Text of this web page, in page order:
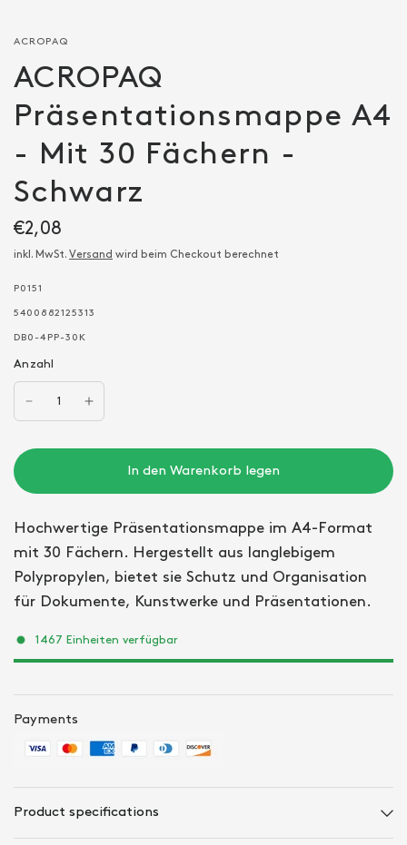
ACROPAQ
ACROPAQ
Präsentationsmappe A4
- Mit 30 Fächern -
Schwarz
€2,08
inkl. MwSt. Versand wird beim Checkout berechnet
P0151
5400882125313
DB0-4PP-30K
Anzahl
In den Warenkorb legen
Hochwertige Präsentationsmappe im A4-Format
mit 30 Fächern. Hergestellt aus langlebigem
Polypropylen, bietet sie Schutz und Organisation
für Dokumente, Kunstwerke und Präsentationen.
1467 Einheiten verfügbar
Payments
Product specifications